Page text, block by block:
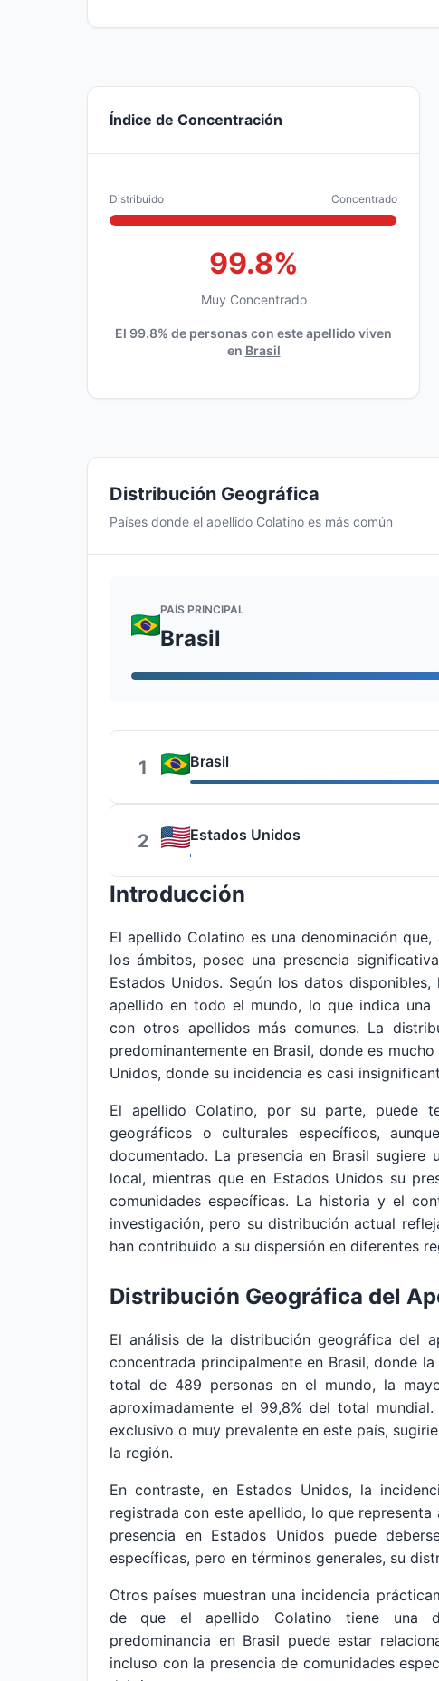
Índice de Concentración
Distribuido Concentrado
99.8%
Muy Concentrado
El 99.8% de personas con este apellido viven
en Brasil
Distribución Geográfica
Países donde el apellido Colatino es más común
PAÍS PRINCIPAL
Brasil
1 Brasil
2 Estados Unidos
Introducción
El apellido Colatino es una denominación
los ámbitos, posee una presencia
Estados Unidos. Según los datos
apellido en todo el mundo, lo que indica una
con otros apellidos más comunes. La
predominantemente en Brasil, donde es
Unidos, donde su incidencia es casi
El apellido Colatino, por su parte, puede
geográficos o culturales específicos,
documentado. La presencia en Brasil
local, mientras que en Estados Unidos su
comunidades específicas. La historia y el
investigación, pero su distribución actual
han contribuido a su dispersión en diferentes
Distribución Geográfica del
El análisis de la distribución geográfica del
concentrada principalmente en Brasil, donde
total de 489 personas en el mundo, la
aproximadamente el 99,8% del total
exclusivo o muy prevalente en este país,
la región.
En contraste, en Estados Unidos, la
registrada con este apellido, lo que
presencia en Estados Unidos puede
específicas, pero en términos generales, su
Otros países muestran una incidencia
de que el apellido Colatino tiene una
predominancia en Brasil puede estar
incluso con la presencia de comunidades